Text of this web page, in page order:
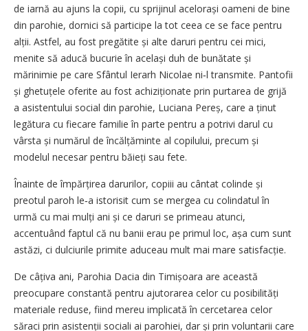
de iarnă au ajuns la copii, cu sprijinul acelorași oameni de bine
din parohie, dornici să participe la tot ceea ce se face pentru
alții. Astfel, au fost pregătite și alte daruri pentru cei mici,
menite să aducă bucurie în același duh de bunătate și
mărinimie pe care Sfântul Ierarh Nicolae ni‑l transmite. Pantofii
și ghetuțele oferite au fost achiziționate prin purtarea de grijă
a asistentului social din parohie, Luciana Pereș, care a ținut
legătura cu fiecare familie în parte pentru a potrivi darul cu
vârsta și numărul de încălțăminte al copilului, precum și
modelul necesar pentru băieți sau fete.
Înainte de împărțirea darurilor, copiii au cântat colinde și
preotul paroh le‑a istorisit cum se mergea cu colindatul în
urmă cu mai mulți ani și ce daruri se primeau atunci,
accentuând faptul că nu banii erau pe primul loc, așa cum sunt
astăzi, ci dulciurile primite aduceau mult mai mare satisfacție.
De câțiva ani, Parohia Dacia din Timișoara are această
preocupare constantă pentru ajutorarea celor cu posibilități
materiale reduse, fiind mereu implicată în cercetarea celor
săraci prin asistenții sociali ai parohiei, dar și prin voluntarii care